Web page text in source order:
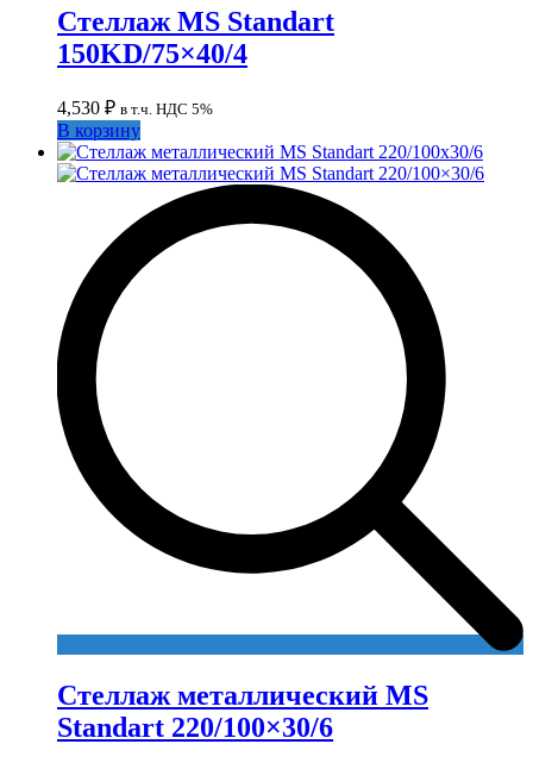
Стеллаж MS Standart
150KD/75×40/4
4,530 ₽ в т.ч. НДС 5%
В корзину
Стеллаж металлический MS
Standart 220/100×30/6